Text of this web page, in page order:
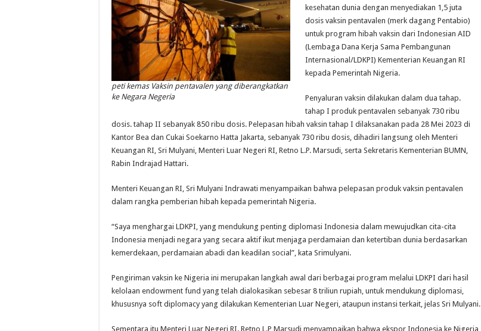
peti kemas Vaksin pentavalen yang diberangkatkan
ke Negara Negeria
kesehatan dunia dengan menyediakan 1,5 juta
dosis vaksin pentavalen (merk dagang Pentabio)
untuk program hibah vaksin dari Indonesian AID
(Lembaga Dana Kerja Sama Pembangunan
Internasional/LDKPI) Kementerian Keuangan RI
kepada Pemerintah Nigeria.
Penyaluran vaksin dilakukan dalam dua tahap.
tahap I produk pentavalen sebanyak 730 ribu
dosis. tahap II sebanyak 850 ribu dosis. Pelepasan hibah vaksin tahap I dilaksanakan pada 28 Mei 2023 di
Kantor Bea dan Cukai Soekarno Hatta Jakarta, sebanyak 730 ribu dosis, dihadiri langsung oleh Menteri
Keuangan RI, Sri Mulyani, Menteri Luar Negeri RI, Retno L.P. Marsudi, serta Sekretaris Kementerian BUMN,
Rabin Indrajad Hattari.
Menteri Keuangan RI, Sri Mulyani Indrawati menyampaikan bahwa pelepasan produk vaksin pentavalen
dalam rangka pemberian hibah kepada pemerintah Nigeria.
“Saya menghargai LDKPI, yang mendukung penting diplomasi Indonesia dalam mewujudkan cita-cita
Indonesia menjadi negara yang secara aktif ikut menjaga perdamaian dan ketertiban dunia berdasarkan
kemerdekaan, perdamaian abadi dan keadilan social”, kata Srimulyani.
Pengiriman vaksin ke Nigeria ini merupakan langkah awal dari berbagai program melalui LDKPI dari hasil
kelolaan endowment fund yang telah dialokasikan sebesar 8 triliun rupiah, untuk mendukung diplomasi,
khususnya soft diplomacy yang dilakukan Kementerian Luar Negeri, ataupun instansi terkait, jelas Sri Mulyani.
Sementara itu Menteri Luar Negeri RI. Retno L.P Marsudi menyampaikan bahwa ekspor Indonesia ke Nigeria